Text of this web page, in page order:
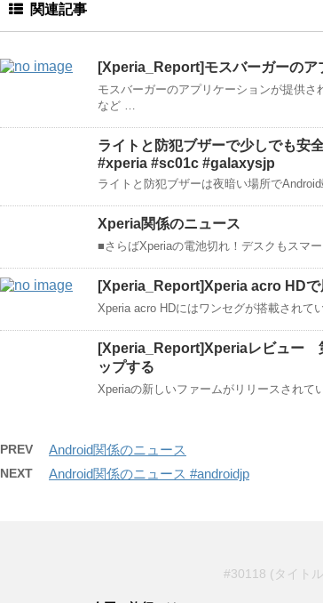
関連記事
[Xperia_Report]モスバーガーのア
モスバーガーのアプリケーションが提供
など …
ライトと防犯ブザーで少しでも
#xperia #sc01c #galaxysjp
ライトと防犯ブザーは夜暗い場所で
Xperia関係のニュース
■さらばXperiaの電池切れ！デスクもスマ
[Xperia_Report]Xperia acro HDで
Xperia acro HDにはワンセグが搭載されて
[Xperia_Report]Xperiaレビュー
ップする
Xperiaの新しいファームがリリースされて
PREV Android関係のニュース
NEXT Android関係のニュース #androidjp
#30118 (タイト